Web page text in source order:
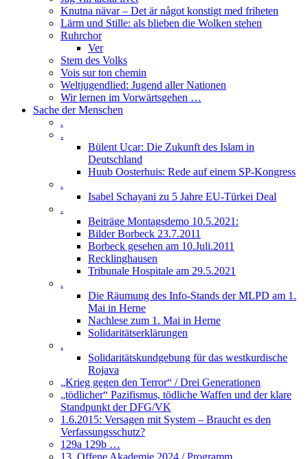
Knutna nävar – Det är något konstigt med friheten
Lärm und Stille: als blieben die Wolken stehen
Ruhrchor
Ver
Stem des Volks
Vois sur ton chemin
Weltjugendlied: Jugend aller Nationen
Wir lernen im Vorwärtsgehen …
Sache der Menschen
.
.
Bülent Ucar: Die Zukunft des Islam in
Deutschland
Huub Oosterhuis: Rede auf einem SP-Kongress
.
Isabel Schayani zu 5 Jahre EU-Türkei Deal
.
Beiträge Montagsdemo 10.5.2021:
Bilder Borbeck 23.7.2011
Borbeck gesehen am 10.Juli.2011
Recklinghausen
Tribunale Hospitale am 29.5.2021
.
Die Räumung des Info-Stands der MLPD am 1.
Mai in Herne
Nachlese zum 1. Mai in Herne
Solidaritätserklärungen
.
Solidaritätskundgebung für das westkurdische
Rojava
„Krieg gegen den Terror“ / Drei Generationen
„tödlicher“ Pazifismus, tödliche Waffen und der klare
Standpunkt der DFG/VK
1.6.2015: Versagen mit System – Braucht es den
Verfassungsschutz?
129a 129b …
13. Offene Akademie 2024 / Programm